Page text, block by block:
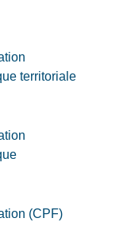
territoriale
(CPF)